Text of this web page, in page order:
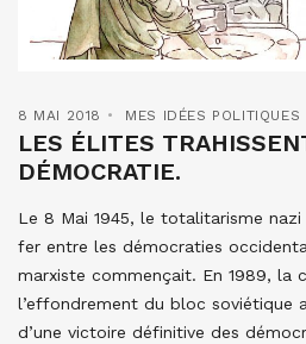
8 MAI 2018 MES IDÉES POLITIQUES
LES ÉLITES
DÉMOCRATIE.
Le 8 Mai 1945, le totalitarisme
fer entre les démocraties
marxiste commençait. En 1989, la
l’effondrement du bloc soviétique
d’une victoire définitive des